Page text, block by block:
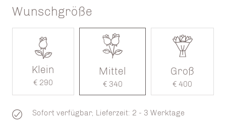
Wunschgröße
Groß
€ 400
Klein
€ 290
Mittel
€ 340
Sofort verfügbar, Lieferzeit: 2 - 3 Werktage